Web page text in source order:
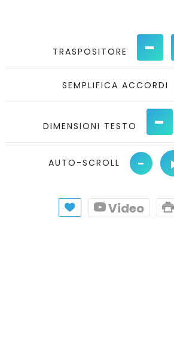
TRASPOSITORE -
SEMPLIFICA ACCORDI
DIMENSIONI TESTO -
AUTO-SCROLL -
Video